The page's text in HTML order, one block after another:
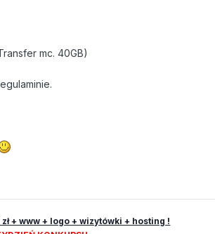
mc. 40GB)
+ www + logo + wizytówki + hosting !